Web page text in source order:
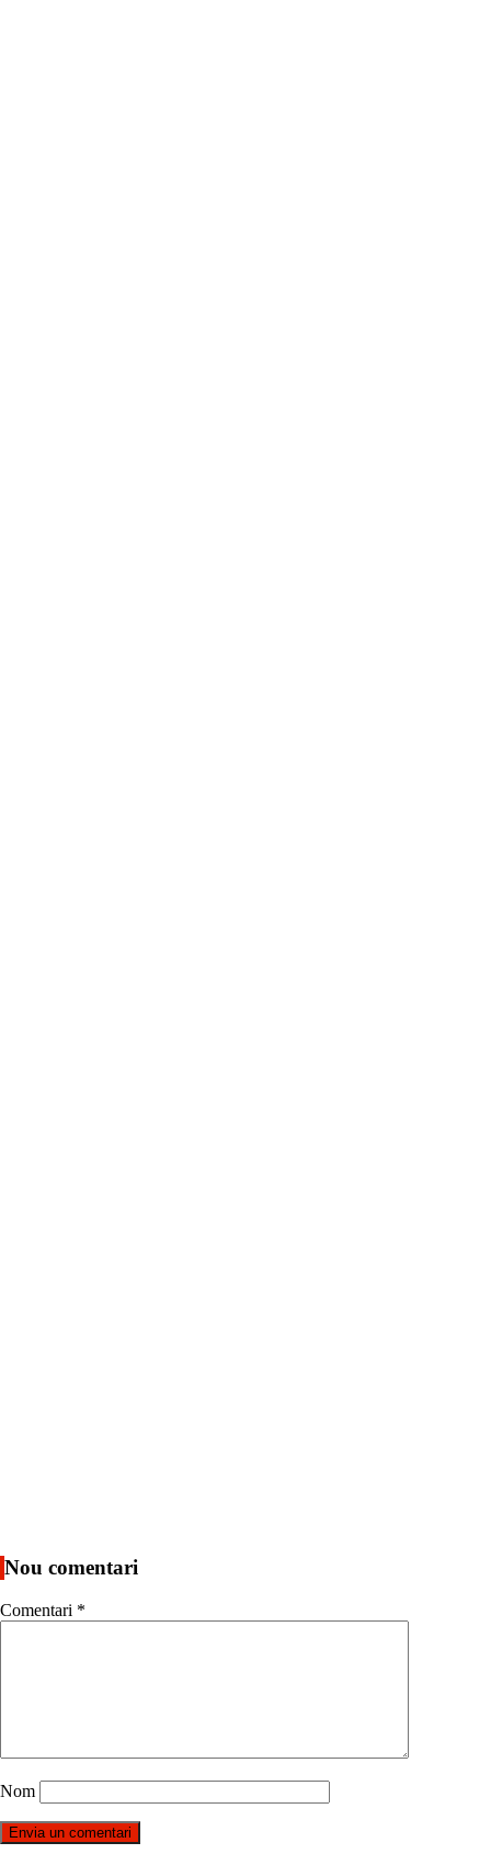
Nou comentari
Comentari *
Nom